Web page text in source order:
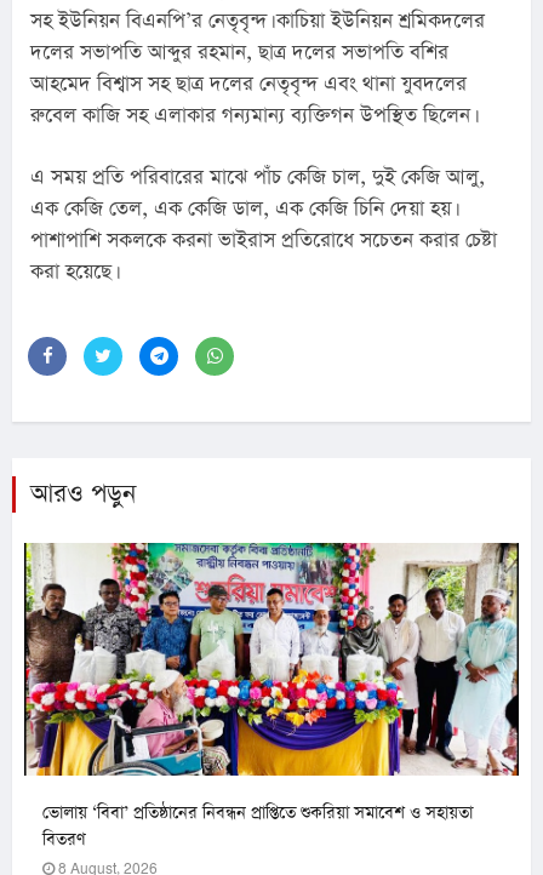
সহ ইউনিয়ন বিএনপি’র নেতৃবৃন্দ। কাচিয়া ইউনিয়ন শ্রমিকদলের
দলের সভাপতি আব্দুর রহমান, ছাত্র দলের সভাপতি বশির
আহমেদ বিশ্বাস সহ ছাত্র দলের নেতৃবৃন্দ এবং থানা যুবদলের
রুবেল কাজি সহ এলাকার গন্যমান্য ব্যক্তিগন উপস্থিত ছিলেন।
এ সময় প্রতি পরিবারের মাঝে পাঁচ কেজি চাল, দুই কেজি আলু,
এক কেজি তেল, এক কেজি ডাল, এক কেজি চিনি দেয়া হয়।
পাশাপাশি সকলকে করনা ভাইরাস প্রতিরোধে সচেতন করার চেষ্টা
করা হয়েছে।
আরও পড়ুন
ভোলায় ‘বিবা’ প্রতিষ্ঠানের নিবন্ধন প্রাপ্তিতে শুকরিয়া সমাবেশ ও সহায়তা
বিতরণ
8 August, 2026